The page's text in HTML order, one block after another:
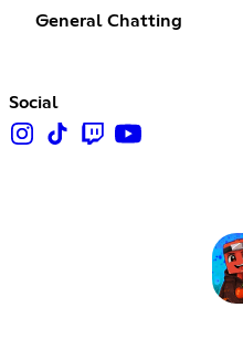
General Chatting
Social